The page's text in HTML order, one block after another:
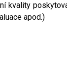
kvality
apod.)